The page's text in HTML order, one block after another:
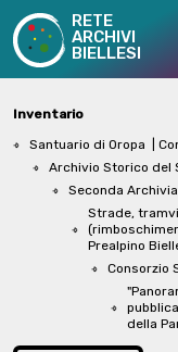
RETE
ARCHIVI
BIELLESI
Inventario
Santuario di Oropa
|
Archivio Storico del
Seconda
Strade,
Prealpino
Consorzio
della